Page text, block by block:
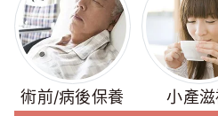
術前/病後保養 小產